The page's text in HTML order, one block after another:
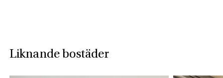
Liknande bostäder